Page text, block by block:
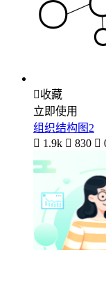
收藏
立即使用
组织结构图2
 1.9k  830 